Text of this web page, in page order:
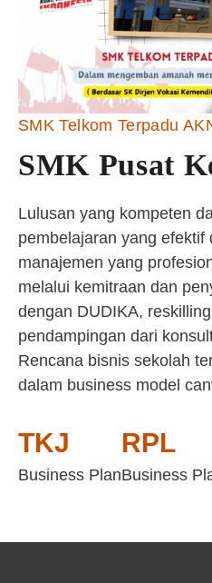
SMK Telkom Terpadu
SMK Pusat
Lulusan yang kompeten
pembelajaran yang efektif
manajemen yang
melalui kemitraan dan
dengan DUDIKA,
pendampingan dari
Rencana bisnis sekolah
dalam business model
TKJ
Business Plan
RPL
Business